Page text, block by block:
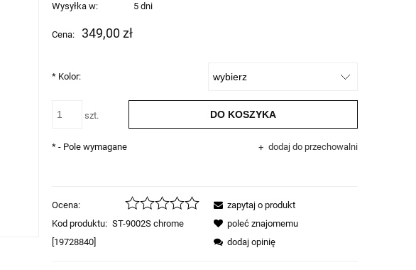
Wysyłka w:
5 dni
Cena: 349,00 zł
* Kolor:
szt. DO KOSZYKA
dodaj do przechowalni
* - Pole wymagane
Ocena:
Kod produktu: ST-9002S chrome
[19728840]
zapytaj o produkt
poleć znajomemu
dodaj opinię